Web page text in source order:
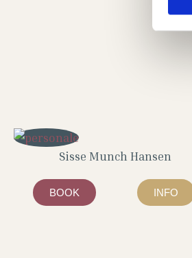
Sisse Munch Hansen
BOOK INFO